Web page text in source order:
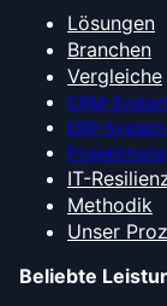
Lösungen
Branchen
Vergleiche
CRM-
ERP-
IT-
Methodik
Unser
Beliebte